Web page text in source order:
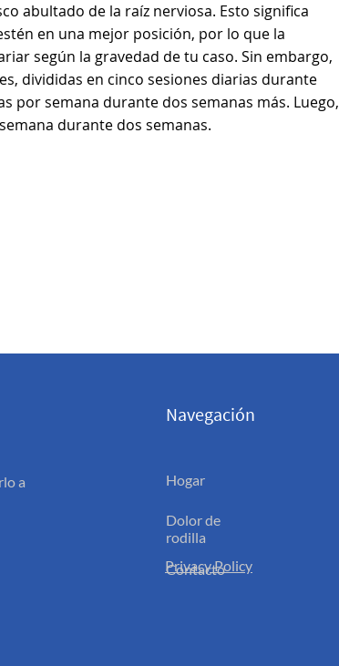
abultado de la raíz nerviosa. Esto significa
en una mejor posición, por lo que la
según la gravedad de tu caso. Sin embargo,
divididas en cinco sesiones diarias durante
por semana durante dos semanas más. Luego,
durante dos semanas.
a
Navegación
Hogar
Dolor de
rodilla
Contacto
Privacy Policy